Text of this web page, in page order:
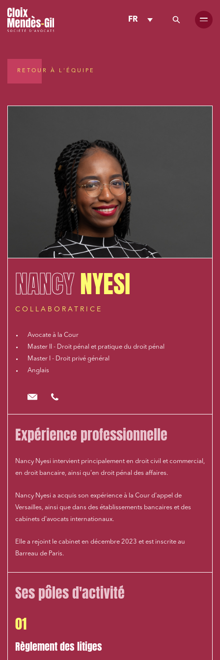
FR
RETOUR À L'ÉQUIPE
NANCYNYESI
COLLABORATRICE
Avocate à la Cour
Master II - Droit pénal et pratique du droit pénal
Master I - Droit privé général
Anglais
nnyesi@cloix-mendesgil.com
Expérience professionnelle
Nancy Nyesi intervient principalement en droit civil et commercial,
en droit bancaire, ainsi qu'en droit pénal des affaires.
Nancy Nyesi a acquis son expérience à la Cour d'appel de
Versailles, ainsi que dans des établissements bancaires et des
cabinets d'avocats internationaux.
Elle a rejoint le cabinet en décembre 2023 et est inscrite au
Barreau de Paris.
Ses pôles d'activité
01
Règlement des litiges